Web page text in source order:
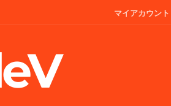
マイアカウント